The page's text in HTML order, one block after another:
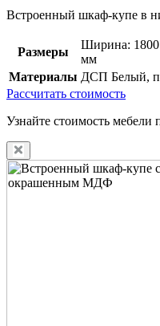
Встроенный шкаф-купе в
Размеры
Ширина: 1800
мм
Материалы ДСП Белый,
Рассчитать стоимость
Узнайте стоимость мебели